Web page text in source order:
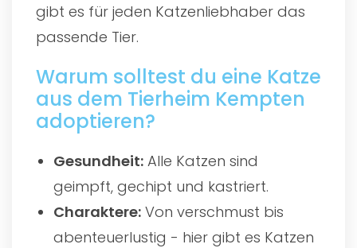
gibt es für jeden Katzenliebhaber das
passende Tier.
Warum solltest du eine Katze
aus dem Tierheim Kempten
adoptieren?
Gesundheit: Alle Katzen sind
geimpft, gechipt und kastriert.
Charaktere: Von verschmust bis
abenteuerlustig - hier gibt es Katzen